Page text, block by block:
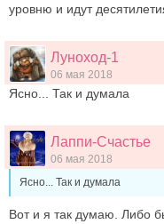
уровню и идут
Луноход-1
06 мая 2018
Ясно... Так и думала
Лаппи-Счастье
06 мая 2018
Ясно... Так и думала
Вот и я так думаю. Либо